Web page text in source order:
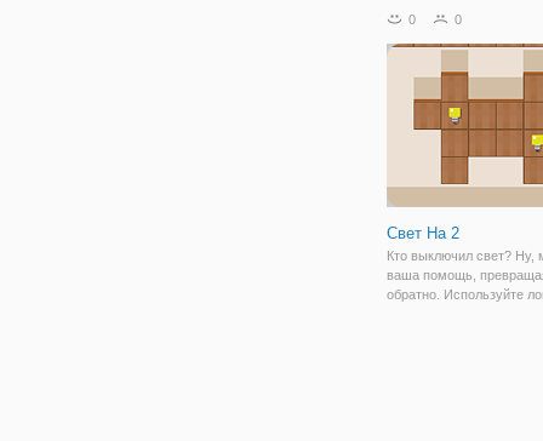
Черные блоки и
добраться до
остерегайтесь ловушек и
0 0
Свет На 2
Кто выключил свет? Ну,
ваша помощь,
обратно. Используйте